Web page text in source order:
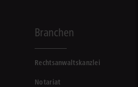
Branchen
Rechtsanwaltskanzlei
Notariat